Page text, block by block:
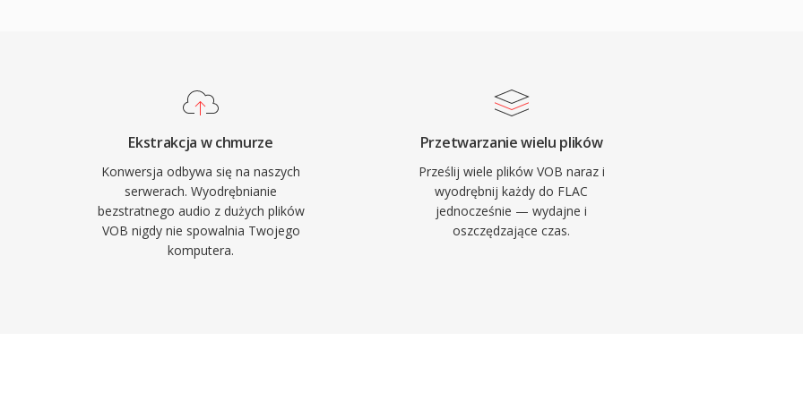
do tego kodeka. Trzy
Po pierwsze,
dekodowaniu. Po
Vorbis i okladki
dodatkowych
brak patentow i
i
Ekstrakcja w chmurze
Konwersja odbywa się na naszych
serwerach. Wyodrębnianie
bezstratnego audio z dużych plików
VOB nigdy nie spowalnia Twojego
komputera.
Przetwarzanie wielu plików
Prześlij wiele plików VOB naraz i
wyodrębnij każdy do FLAC
jednocześnie — wydajne i
oszczędzające czas.